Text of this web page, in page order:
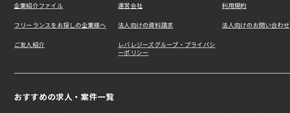
企業紹介ファイル 運営会社 利用規約
フリーランスをお探しの企業様へ 法人向けの資料請求 法人向けのお問い合わせ
ご友人紹介
レバレジーズグループ・プライバシ
ーポリシー
おすすめの求人・案件一覧